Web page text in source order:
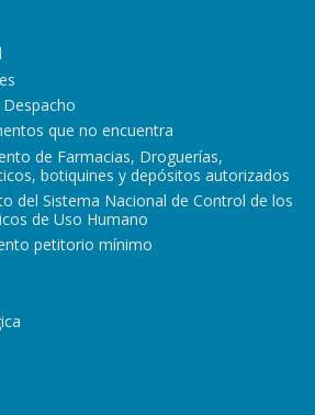
que no encuentra
de Farmacias, Droguerías,
botiquines y depósitos autorizados
del Sistema Nacional de Control de los
de Uso Humano
petitorio mínimo